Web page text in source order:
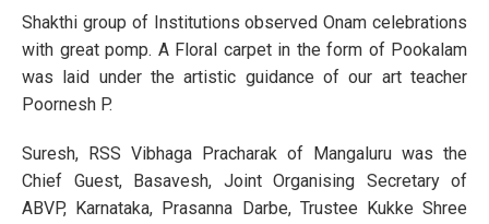
Shakthi group of Institutions observed Onam celebrations
with great pomp. A Floral carpet in the form of Pookalam
was laid under the artistic guidance of our art teacher
Poornesh P.
Suresh, RSS Vibhaga Pracharak of Mangaluru was the
Chief Guest, Basavesh, Joint Organising Secretary of
ABVP, Karnataka, Prasanna Darbe, Trustee Kukke Shree